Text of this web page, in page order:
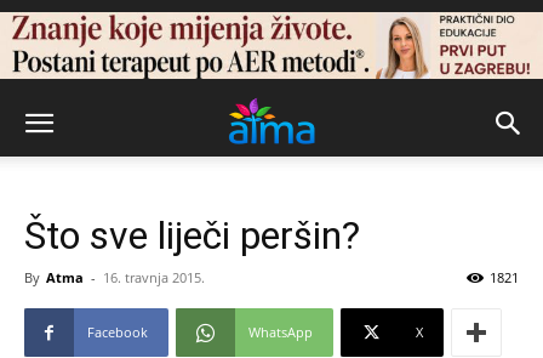
Što sve liječi peršin?
By Atma - 16. travnja 2015. 1821
Facebook WhatsApp X